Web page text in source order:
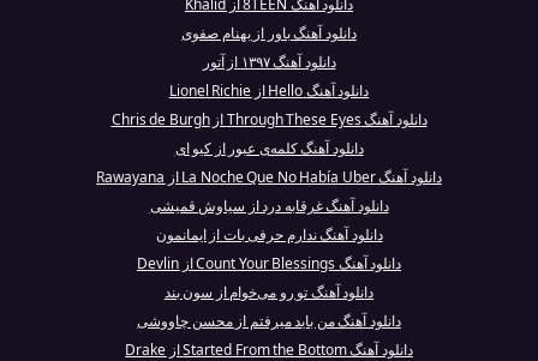
دانلود آهنگ 8TEEN از Khalid
دانلود آهنگ باور از بهنام صفوی
دانلود آهنگ ۱۳۹۷ از آتور‎
دانلود آهنگ Hello از Lionel Richie
دانلود آهنگ Through These Eyes از Chris de Burgh
دانلود آهنگ کلمه‌ی عبور از کیو ای
دانلود آهنگ La Noche Que No Había Uber از Rawayana
دانلود آهنگ غرقابه درد از سیاوش قمیشی
دانلود آهنگ ندارم حرفی بات از ایمانمون
دانلود آهنگ Count Your Blessings از Devlin
دانلود آهنگ تو رو می‌خوام از سون بند
دانلود آهنگ من باید میرفتم از محسن چاووشی
دانلود آهنگ Started From the Bottom از Drake